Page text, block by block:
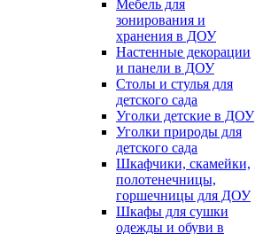
Мебель для
зонирования и
хранения в ДОУ
Настенные декорации
и панели в ДОУ
Столы и стулья для
детского сада
Уголки детские в ДОУ
Уголки природы для
детского сада
Шкафчики, скамейки,
полотенечницы,
горшечницы для ДОУ
Шкафы для сушки
одежды и обуви в